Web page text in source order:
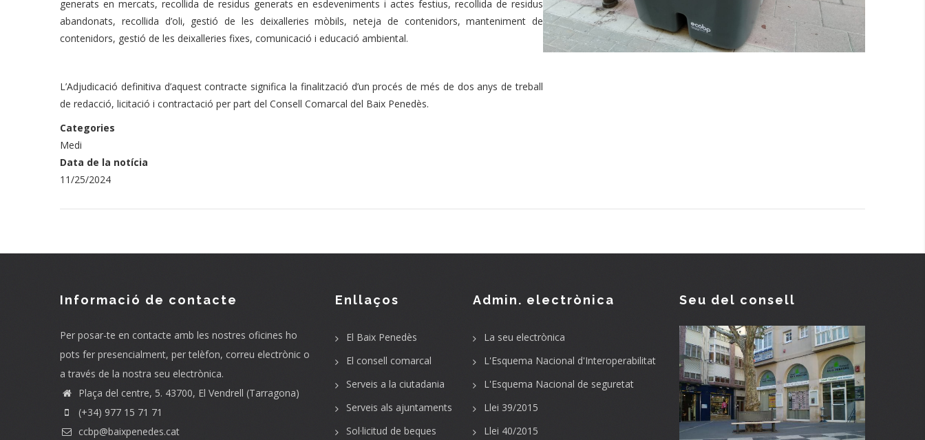
generats en mercats, recollida de residus generats en esdeveniments i actes festius, recollida de residus
abandonats, recollida d’oli, gestió de les deixalleries mòbils, neteja de contenidors, manteniment de
contenidors, gestió de les deixalleries fixes, comunicació i educació ambiental.
L’Adjudicació definitiva d’aquest contracte significa la finalització d’un procés de més de dos anys de treball
de redacció, licitació i contractació per part del Consell Comarcal del Baix Penedès.
Categories
Medi
Data de la notícia
11/25/2024
Informació de contacte
Per posar-te en contacte amb les nostres oficines ho
pots fer presencialment, per telèfon, correu electrònic o
a través de la nostra seu electrònica.
Plaça del centre, 5. 43700, El Vendrell (Tarragona)
(+34) 977 15 71 71
ccbp@baixpenedes.cat
Enllaços
El Baix Penedès
El consell comarcal
Serveis a la ciutadania
Serveis als ajuntaments
Sol·licitud de beques
Admin. electrònica
La seu electrònica
L'Esquema Nacional d'Interoperabilitat
L'Esquema Nacional de seguretat
Llei 39/2015
Llei 40/2015
Seu del consell